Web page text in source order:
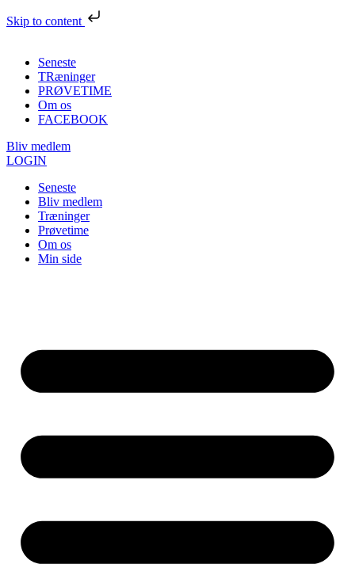
Skip to content
Seneste
TRæninger
PRØVETIME
Om os
FACEBOOK
Bliv medlem
LOGIN
Seneste
Bliv medlem
Træninger
Prøvetime
Om os
Min side